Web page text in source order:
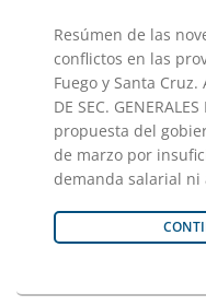
Resúmen de las
conflictos en las
Fuego y Santa Cruz.
DE SEC.
propuesta del
de marzo por
demanda salarial ni